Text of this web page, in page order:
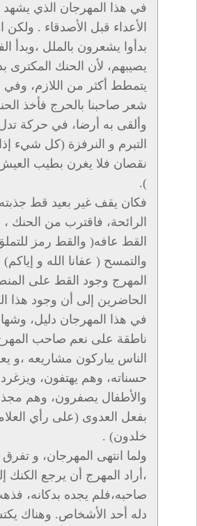
في هذا المهرجان الذي يشهد
الأعداء قبل الأصدقاء . ولكن
بدأوا يشعرون بالملل ،وبدأ
يصيبهم، لأن الحنك المكترى
يتمطط أكثر من اللازم،
شعر صاحبنا بالحرج فأخذ
وألقى به أرضا، في حركة
التبرم و النرفزة (كل شيء
نقصان فلا يغرن بطيب
).
فكان يقف غير بعيد قط جذبته
الرائحة، فاقترب من الحنك
القط عافه( والقط رمز
والتمسح ( عفانا الله و
المهرج وجود القط على
الحاضرين إلى أن وجود هذا
في هذا المهرجان دليل،
ناطقة على نعم صاحب
الناس يباركون مشاريعه ،و
حسناته، وهم يهتفون،
والأطفال يصفرون، وهم
بفعل العدوى (على رأي
خلدون) .
ولما انتهى المهرجان، و
،أراد المهرج أن يرجع الكنك
صاحبه،فلم يجده بدكانه،
دله أحد الأشخاص. وهناك